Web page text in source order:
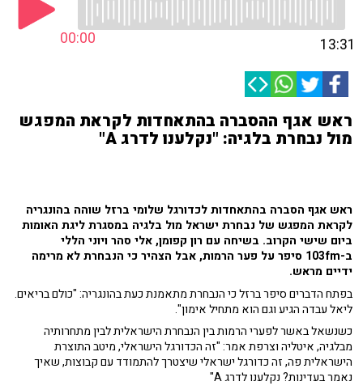
00:00 13:31
ראש אגף ההסברה בהתאחדות לקראת המפגש
מול נבחרת בלגיה: "נקלענו לדרג A"
ראש אגף הסברה בהתאחדות לכדורגל שלומי ברזל שוהה בהונגריה
לקראת המפגש של נבחרת ישראל מול בלגיה במסגרת ליגת האומות
ביום שישי הקרוב. בשיחה עם רון קפומן, אלי סהר ויוני הללי
ב-103fm סיפר על פער הרמות, אבל הצהיר כי הנבחרת לא מרימה
ידיים מראש.
בפתח הדברים סיפר ברזל כי הנבחרת מתאמנת כעת בהונגריה: "כולם בריאים.
ליאל עבדה הגיע וגם הוא מתחיל אימון".
כשנשאל באשר לפערי הרמות בין הנבחרת הישראלית לבין מתחרותיה
מבלגיה, איטליה וצרפת אמר: "זה הכדורגל הישראלי, מיטב התוצרת
הישראלית פה, זה כדורגל ישראלי שיצטרך להתמודד עם קבוצות, שאיך
נאמר בעדינות? נקלענו לדרג A"